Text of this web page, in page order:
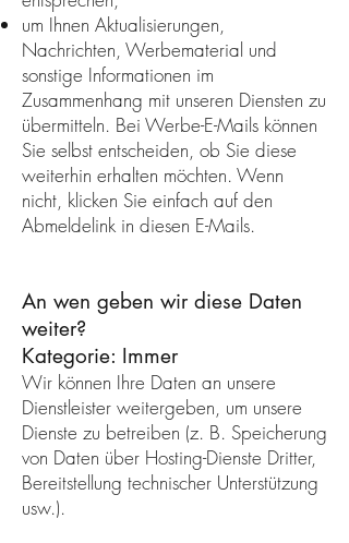
um Ihnen Aktualisierungen,
Nachrichten, Werbematerial und
sonstige Informationen im
Zusammenhang mit unseren Diensten zu
übermitteln. Bei Werbe-E-Mails können
Sie selbst entscheiden, ob Sie diese
weiterhin erhalten möchten. Wenn
nicht, klicken Sie einfach auf den
Abmeldelink in diesen E-Mails.
An wen geben wir diese Daten
weiter?
Kategorie: Immer
Wir können Ihre Daten an unsere
Dienstleister weitergeben, um unsere
Dienste zu betreiben (z. B. Speicherung
von Daten über Hosting-Dienste Dritter,
Bereitstellung technischer Unterstützung
usw.).